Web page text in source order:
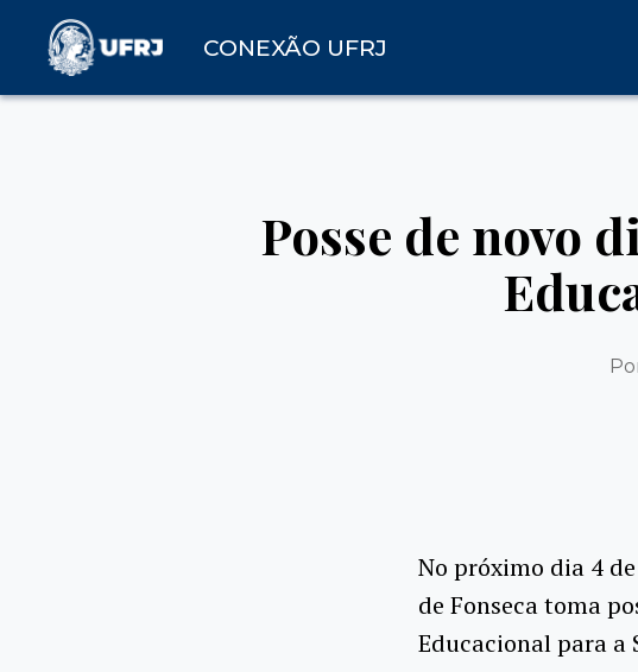
CONEXÃO UFRJ
Posse de novo
No próximo dia 4
de Fonseca toma
Educacional para a